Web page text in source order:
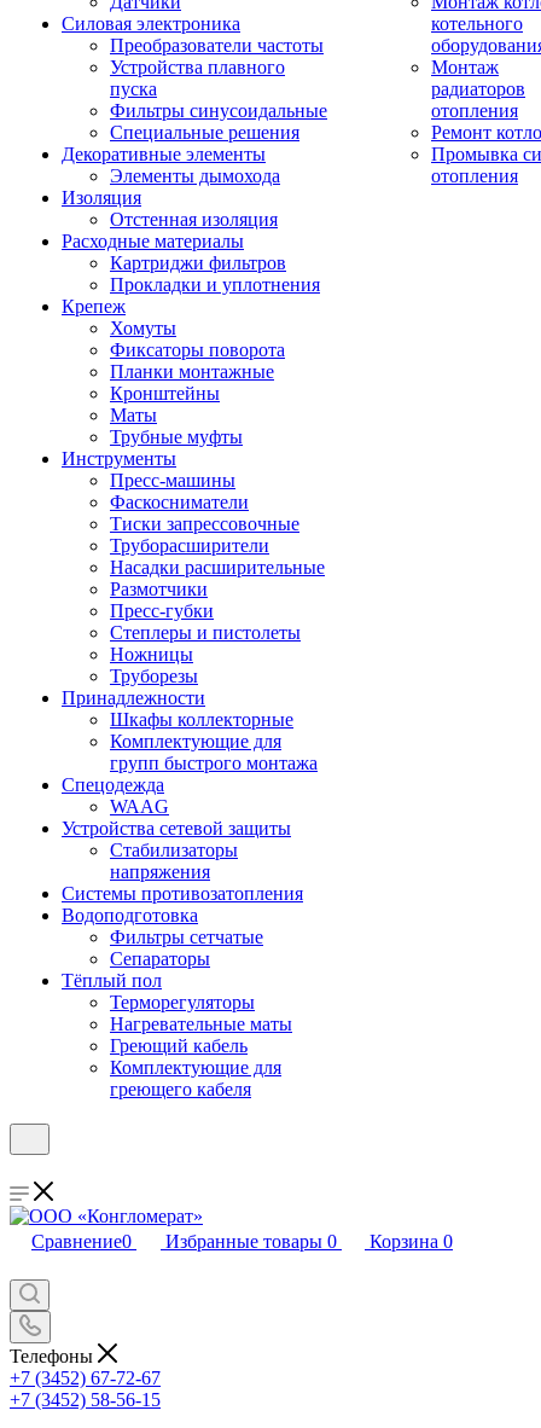
Силовая электроника
Преобразователи частоты
Устройства плавного
пуска
Фильтры синусоидальные
Специальные решения
Декоративные элементы
Элементы дымохода
Изоляция
Отстенная изоляция
Расходные материалы
Картриджи фильтров
Прокладки и уплотнения
Крепеж
Хомуты
Фиксаторы поворота
Планки монтажные
Кронштейны
Маты
Трубные муфты
Инструменты
Пресс-машины
Фаскосниматели
Тиски запрессовочные
Труборасширители
Насадки расширительные
Размотчики
Пресс-губки
Степлеры и пистолеты
Ножницы
Труборезы
Принадлежности
Шкафы коллекторные
Комплектующие для
групп быстрого монтажа
Спецодежда
WAAG
Устройства сетевой защиты
Стабилизаторы
напряжения
Системы противозатопления
Водоподготовка
Фильтры сетчатые
Сепараторы
Тёплый пол
Терморегуляторы
Нагревательные маты
Греющий кабель
Комплектующие для
греющего кабеля
котельного
Монтаж
радиаторов
отопления
Ремонт
Промывка
отопления
Сравнение0 Избранные товары 0 Корзина 0
Телефоны
+7 (3452) 67-72-67
+7 (3452) 58-56-15